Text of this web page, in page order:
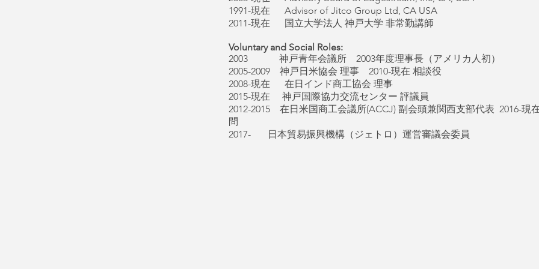
1991-現在 Advisor of Jitco Group Ltd, CA USA
2011-現在 国立大学法人 神戸大学 非常勤講師
Voluntary and Social Roles:
2003 神戸青年会議所 2003年度理事長（アメリカ人初）
2005-2009 神戸日米協会 理事 2010-現在 相談役
2008-現在 在日インド商工協会 理事
2015-現在 神戸国際協力交流センター 評議員
2012-2015 在日米国商工会議所(ACCJ) 副会頭兼関西支部代表 2016-現
問
2017- 日本貿易振興機構（ジェトロ）運営審議会委員